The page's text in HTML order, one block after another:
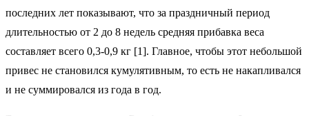
последних лет показывают, что за праздничный период
длительностью от 2 до 8 недель средняя прибавка веса
составляет всего 0,3-0,9 кг [1]. Главное, чтобы этот небольшой
привес не становился кумулятивным, то есть не накапливался
и не суммировался из года в год.